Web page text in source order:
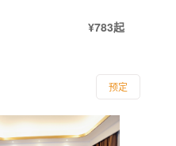
¥783起
预定